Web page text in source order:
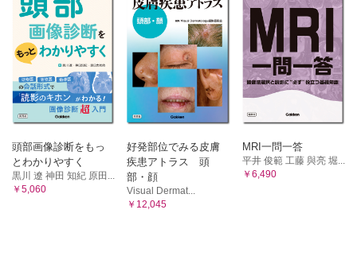
頭部画像診断をもっ
とわかりやすく
黒川 遼 神田 知紀 原田...
￥5,060
好発部位でみる皮膚
疾患アトラス 頭
部・顔
Visual Dermat...
￥12,045
MRI一問一答
平井 俊範 工藤 與亮 堀...
￥6,490